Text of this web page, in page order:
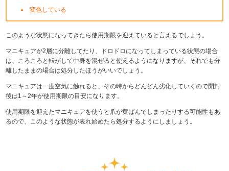
変色している
このような状態になってきたら使用期限を迎えていると言えるでしょう。
マニキュアが2層に分離してたり、ドロドロになってしまっている状態の場合
は、ころころと転がして中身を混ぜると使えるようになりますが、それでも分
離したままの場合は処分したほうがいいでしょう。
マニキュアは一度空気に触れると、その時からどんどん劣化していくので開封
後は1～2年が使用期限の目安になります。
使用期限を迎えたマニキュアを使うと爪が黄ばんでしまったりする可能性もあ
るので、このような状態が表れ始めたら処分するようにしましょう。